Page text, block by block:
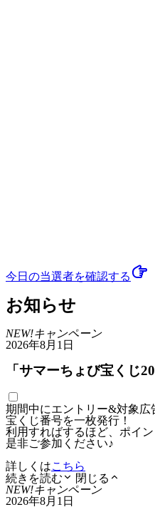
今日の当選者を確認する
お知らせ
NEW!キャンペーン
2026年8月1日
「サマーちょび宝くじ
期間中にエントリー&対象広
宝くじ番号を一枚発行！
利用すればするほど、ポイ
是非ご参加ください♪
詳しくはこちら
続きを読む
閉じる
NEW!キャンペーン
2026年8月1日